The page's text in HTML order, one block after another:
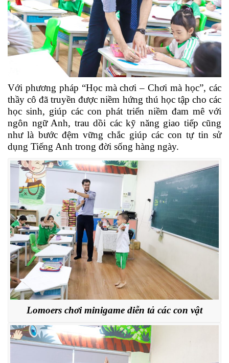
Với phương pháp “Học mà chơi – Chơi mà học”, các
thầy cô đã truyền được niềm hứng thú học tập cho các
học sinh, giúp các con phát triển niềm đam mê với
ngôn ngữ Anh, trau dồi các kỹ năng giao tiếp cũng
như là bước đệm vững chắc giúp các con tự tin sử
dụng Tiếng Anh trong đời sống hàng ngày.
Lomoers chơi minigame diễn tả các con vật